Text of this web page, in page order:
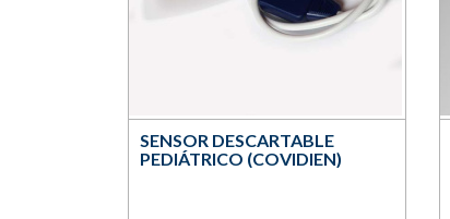
SENSOR DESCARTABLE
PEDIÁTRICO (COVIDIEN)